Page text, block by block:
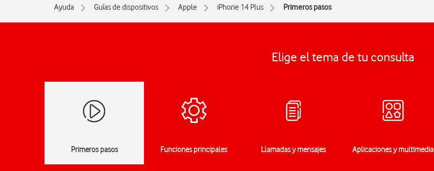
Ayuda Guías de dispositivos Apple iPhone 14 Plus Primeros pasos
Elige el tema de tu consulta
Primeros pasos Funciones principales Llamadas y mensajes Aplicaciones y multimedia